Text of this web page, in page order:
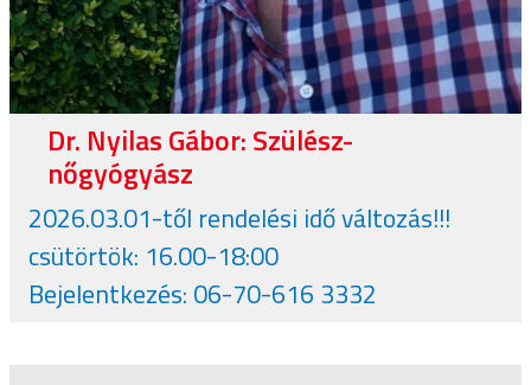
Dr. Nyilas Gábor: Szülész-
nőgyógyász
2026.03.01-től rendelési idő változás!!!
csütörtök: 16.00-18:00
Bejelentkezés: 06-70-616 3332